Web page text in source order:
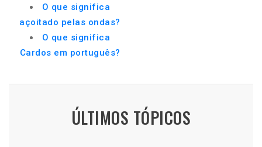
O que significa
açoitado pelas ondas?
O que significa
Cardos em português?
ÚLTIMOS TÓPICOS